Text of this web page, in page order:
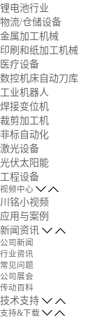
锂电池行业
物流/仓储设备
金属加工机械
印刷和纸加工机械
医疗设备
数控机床自动刀库
工业机器人
焊接变位机
裁剪加工机
非标自动化
激光设备
光伏太阳能
工程设备
视频中心
川铭小视频
应用与案例
新闻资讯
公司新闻
行业资讯
常见问题
公司展会
传动百科
技术支持
支持&下载